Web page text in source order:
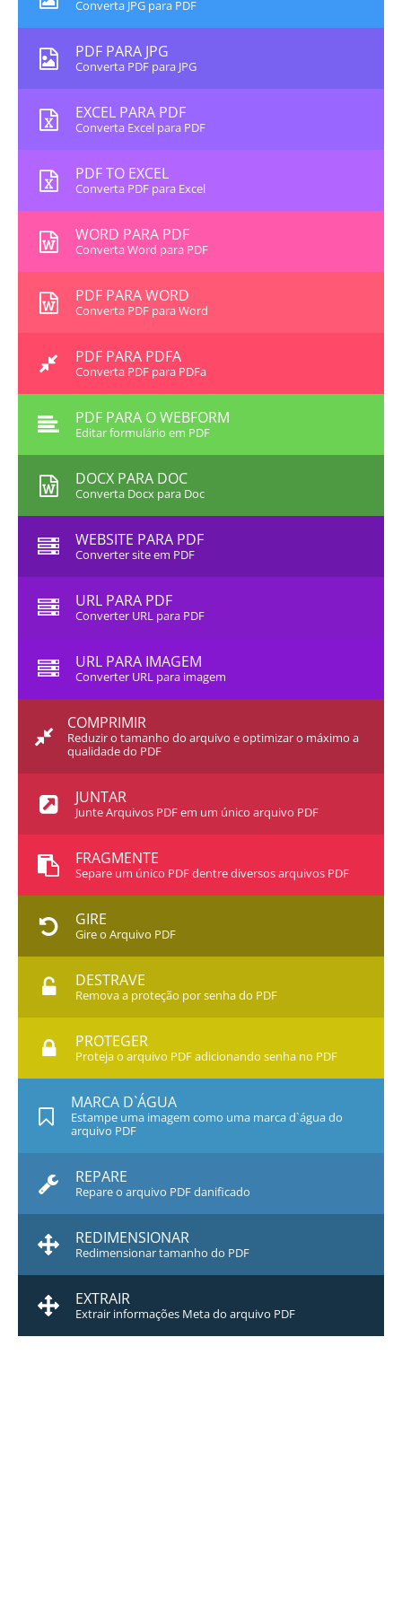
Converta JPG para PDF
PDF PARA JPG
Converta PDF para JPG
EXCEL PARA PDF
Converta Excel para PDF
PDF TO EXCEL
Converta PDF para Excel
WORD PARA PDF
Converta Word para PDF
PDF PARA WORD
Converta PDF para Word
PDF PARA PDFA
Converta PDF para PDFa
PDF PARA O WEBFORM
Editar formulário em PDF
DOCX PARA DOC
Converta Docx para Doc
WEBSITE PARA PDF
Converter site em PDF
URL PARA PDF
Converter URL para PDF
URL PARA IMAGEM
Converter URL para imagem
COMPRIMIR
Reduzir o tamanho do arquivo e optimizar o máximo a
qualidade do PDF
JUNTAR
Junte Arquivos PDF em um único arquivo PDF
FRAGMENTE
Separe um único PDF dentre diversos arquivos PDF
GIRE
Gire o Arquivo PDF
DESTRAVE
Remova a proteção por senha do PDF
PROTEGER
Proteja o arquivo PDF adicionando senha no PDF
MARCA D`ÁGUA
Estampe uma imagem como uma marca d`água do
arquivo PDF
REPARE
Repare o arquivo PDF danificado
REDIMENSIONAR
Redimensionar tamanho do PDF
EXTRAIR
Extrair informações Meta do arquivo PDF